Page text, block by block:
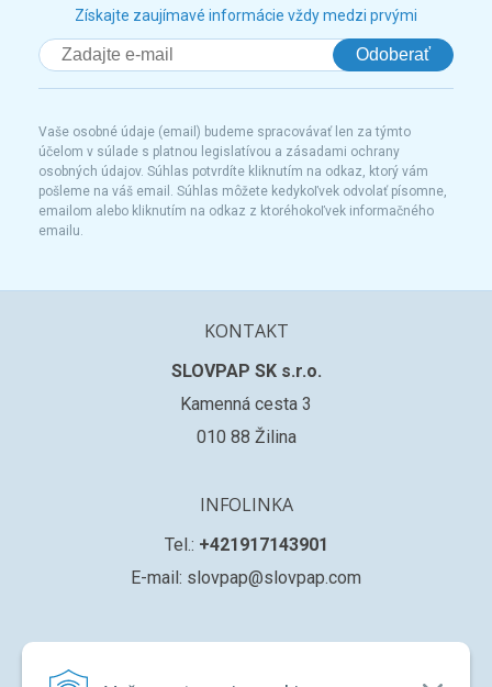
Získajte zaujímavé informácie vždy medzi prvými
Odoberať
Vaše osobné údaje (email) budeme spracovávať len za týmto
účelom v súlade s platnou legislatívou a zásadami ochrany
osobných údajov. Súhlas potvrdíte kliknutím na odkaz, ktorý vám
pošleme na váš email. Súhlas môžete kedykoľvek odvolať písomne,
emailom alebo kliknutím na odkaz z ktoréhokoľvek informačného
emailu.
KONTAKT
SLOVPAP SK s.r.o.
Kamenná cesta 3
010 88 Žilina
INFOLINKA
Tel.: +421917143901
E-mail: slovpap@slovpap.com